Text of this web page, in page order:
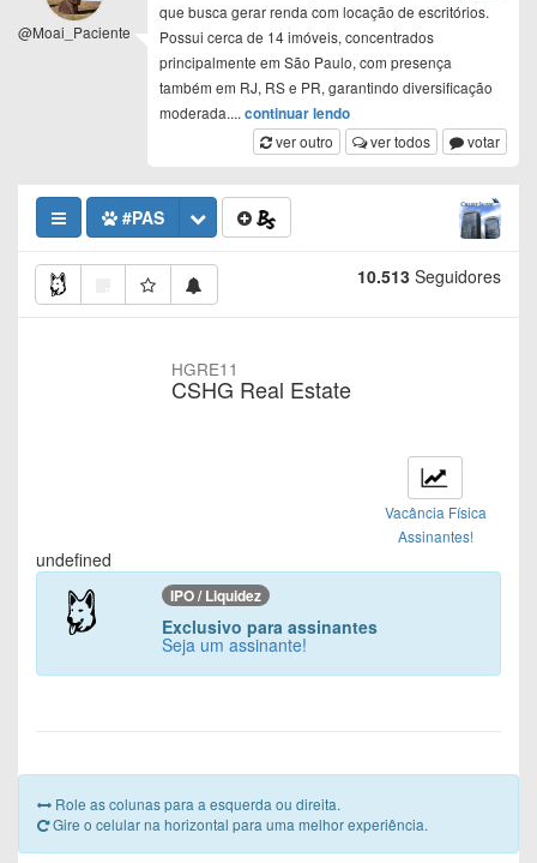
@Moai_Paciente
que busca gerar renda com locação de escritórios.
Possui cerca de 14 imóveis, concentrados
principalmente em São Paulo, com presença
também em RJ, RS e PR, garantindo diversificação
moderada....continuar lendo
ver outro
ver todos votar
#PAS
10.513 Seguidores
HGRE11
CSHG Real Estate
Vacância Física
Assinantes!
undefined
IPO / Liquidez
Exclusivo para assinantes
Seja um assinante!
Role as colunas para a esquerda ou direita.
Gire o celular na horizontal para uma melhor experiência.